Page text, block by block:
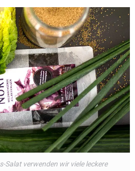
Salat verwenden wir viele leckere